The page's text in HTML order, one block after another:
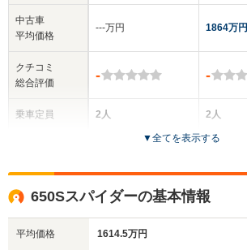
中古車
平均価格
クチコミ
総合評価
乗車定員
‐‐‐万円
-
2人
1.2m
1864万円
-
2人
2ドア
▼全てを表示する
650Sスパイダーの基本情報
平均価格 1614.5万円